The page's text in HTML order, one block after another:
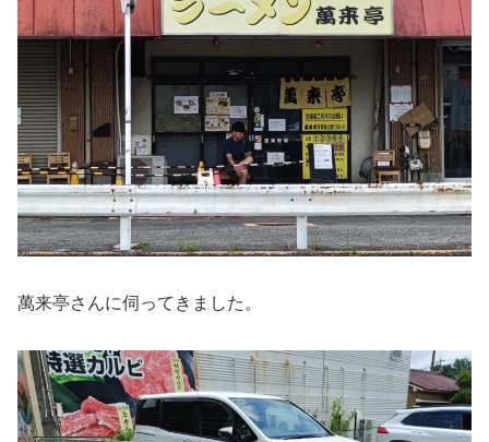
萬来亭さんに伺ってきました。